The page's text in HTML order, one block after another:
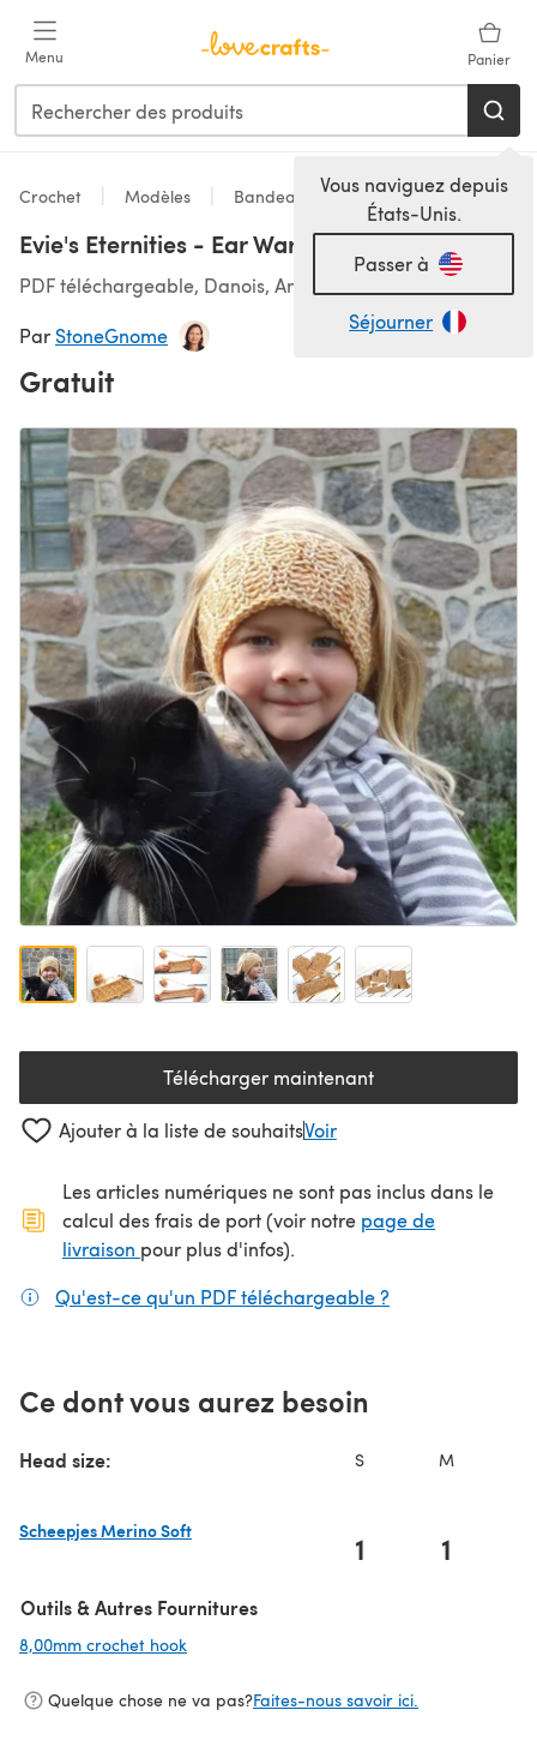
Menu Panier
Vous naviguez depuis
États-Unis.
Passer à
Séjourner
Crochet Modèles Bandeaux
Evie's Eternities - Ear Warmer
PDF téléchargeable, Danois, Anglais
Par StoneGnome
Gratuit
Télécharger maintenant(s'ouvre dans un nouvel
Ajouter à la liste de souhaitsVoir
Les articles numériques ne sont pas inclus dans le
calcul des frais de port (voir notre page de
livraison (s'ouvre dans un nouvel onglet)
pour plus d'infos).
Qu'est-ce qu'un PDF téléchargeable ?
Ce dont vous aurez besoin
Head size: S M
Scheepjes Merino Soft
1 1
Outils & Autres Fournitures
8,00mm crochet hook
Quelque chose ne va pas?Faites-nous savoir ici.